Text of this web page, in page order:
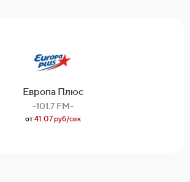
Европа Плюс
-101.7 FM-
от41.07 руб/сек